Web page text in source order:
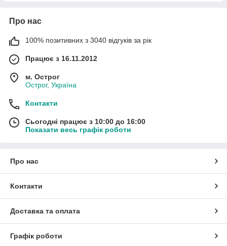
Про нас
100% позитивних з 3040 відгуків за рік
Працює з 16.11.2012
м. Острог
Острог, Україна
Контакти
Сьогодні працює з 10:00 до 16:00
Показати весь графік роботи
Про нас
Контакти
Доставка та оплата
Графік роботи